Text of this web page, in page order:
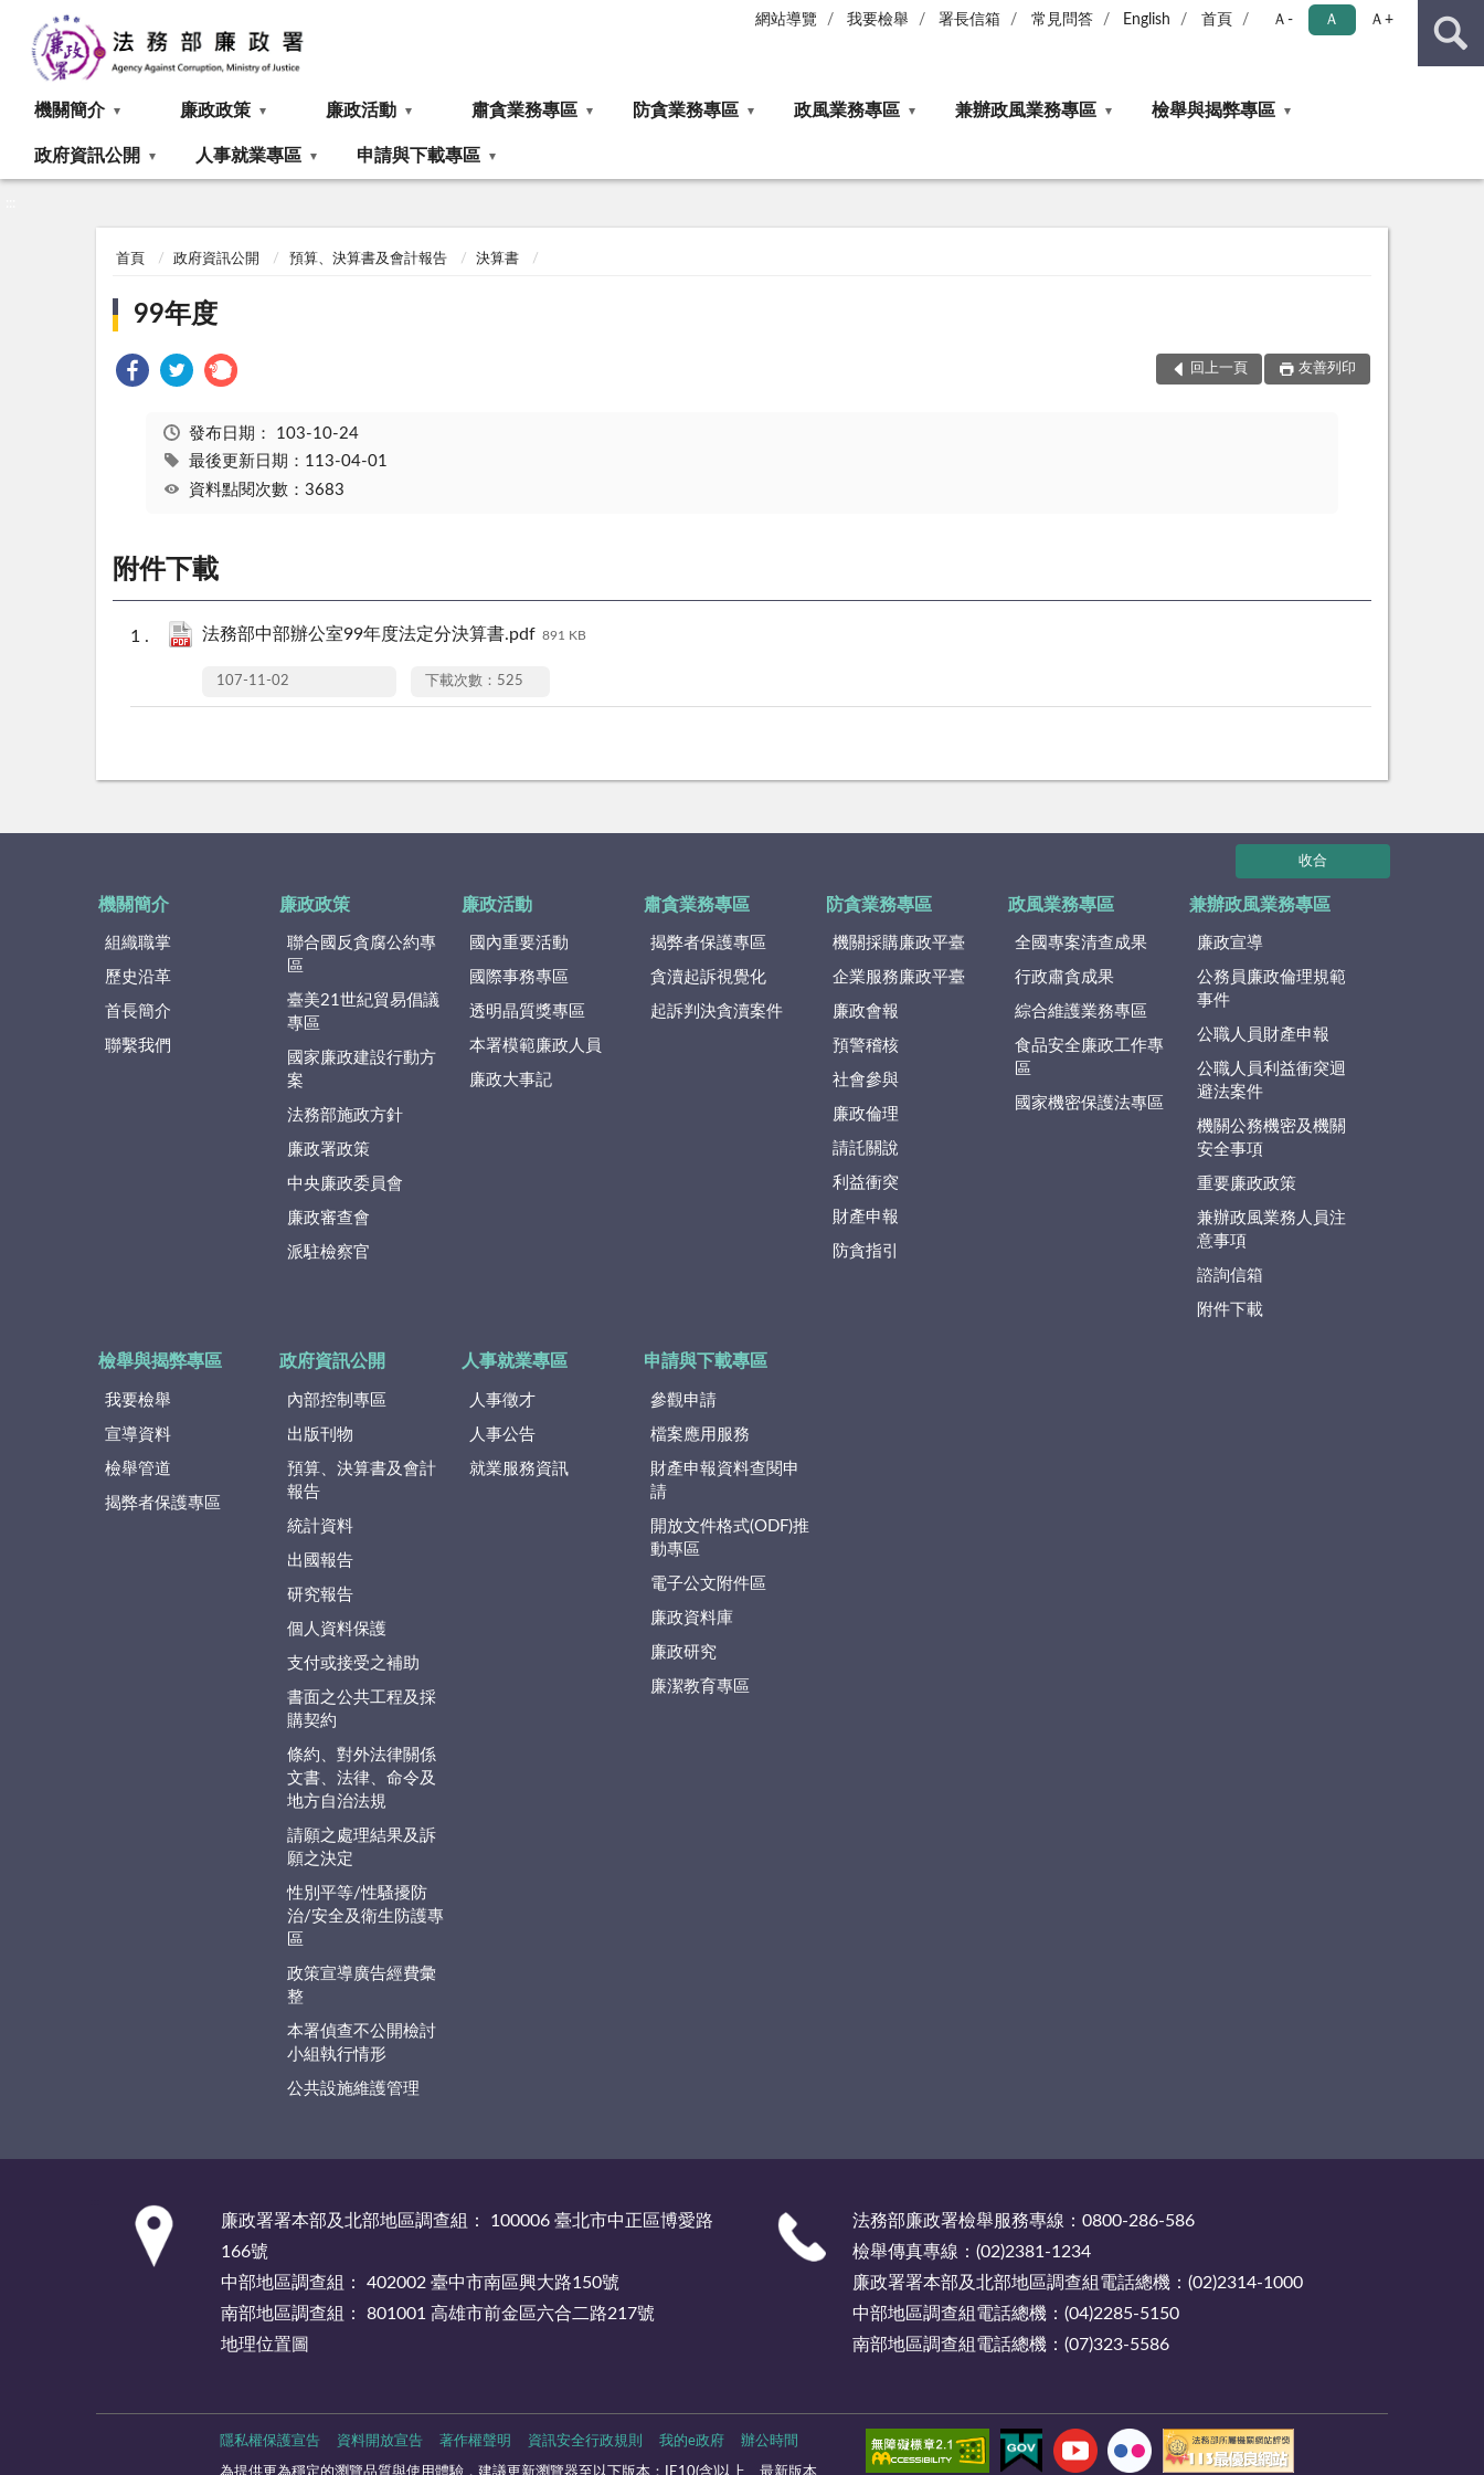
網站導覽 我要檢舉 署長信箱 常見問答 English 首頁 Ａ- Ａ Ａ+
機關簡介 廉政政策 廉政活動 肅貪業務專區 防貪業務專區 政風業務專區 兼辦政風業務專區 檢舉與揭弊專區
政府資訊公開 人事就業專區 申請與下載專區
首頁 政府資訊公開 預算、決算書及會計報告 決算書
99年度
回上一頁 友善列印
發布日期： 103-10-24
最後更新日期：113-04-01
資料點閱次數：3683
附件下載
法務部中部辦公室99年度法定分決算書.pdf 891 KB
107-11-02 下載次數：525
收合
機關簡介
組織職掌
歷史沿革
首長簡介
聯繫我們
廉政政策
聯合國反貪腐公約專
區
臺美21世紀貿易倡議
專區
國家廉政建設行動方
案
法務部施政方針
廉政署政策
中央廉政委員會
廉政審查會
派駐檢察官
廉政活動
國內重要活動
國際事務專區
透明晶質獎專區
本署模範廉政人員
廉政大事記
肅貪業務專區
揭弊者保護專區
貪瀆起訴視覺化
起訴判決貪瀆案件
防貪業務專區
機關採購廉政平臺
企業服務廉政平臺
廉政會報
預警稽核
社會參與
廉政倫理
請託關說
利益衝突
財產申報
防貪指引
政風業務專區
全國專案清查成果
行政肅貪成果
綜合維護業務專區
食品安全廉政工作專
區
國家機密保護法專區
兼辦政風業務專區
廉政宣導
公務員廉政倫理規範
事件
公職人員財產申報
公職人員利益衝突迴
避法案件
機關公務機密及機關
安全事項
重要廉政政策
兼辦政風業務人員注
意事項
諮詢信箱
附件下載
檢舉與揭弊專區
我要檢舉
宣導資料
檢舉管道
揭弊者保護專區
政府資訊公開
內部控制專區
出版刊物
預算、決算書及會計
報告
統計資料
出國報告
研究報告
個人資料保護
支付或接受之補助
書面之公共工程及採
購契約
條約、對外法律關係
文書、法律、命令及
地方自治法規
請願之處理結果及訴
願之決定
性別平等/性騷擾防
治/安全及衛生防護專
區
政策宣導廣告經費彙
整
本署偵查不公開檢討
小組執行情形
公共設施維護管理
人事就業專區
人事徵才
人事公告
就業服務資訊
申請與下載專區
參觀申請
檔案應用服務
財產申報資料查閱申
請
開放文件格式(ODF)推
動專區
電子公文附件區
廉政資料庫
廉政研究
廉潔教育專區
廉政署署本部及北部地區調查組： 100006 臺北市中正區博愛路
166號
中部地區調查組： 402002 臺中市南區興大路150號
南部地區調查組： 801001 高雄市前金區六合二路217號
地理位置圖
法務部廉政署檢舉服務專線：0800-286-586
檢舉傳真專線：(02)2381-1234
廉政署署本部及北部地區調查組電話總機：(02)2314-1000
中部地區調查組電話總機：(04)2285-5150
南部地區調查組電話總機：(07)323-5586
隱私權保護宣告 資料開放宣告 著作權聲明 資訊安全行政規則 我的e政府 辦公時間
為提供更為穩定的瀏覽品質與使用體驗，建議更新瀏覽器至以下版本：IE10(含)以上、最新版本